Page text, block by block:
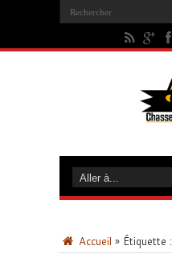
Accueil » Étiquette :